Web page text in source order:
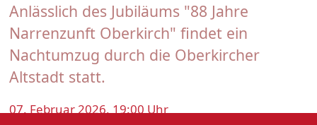
Anlässlich des Jubiläums "88 Jahre
Narrenzunft Oberkirch" findet ein
Nachtumzug durch die Oberkircher
Altstadt statt.
07. Februar 2026, 19:00 Uhr